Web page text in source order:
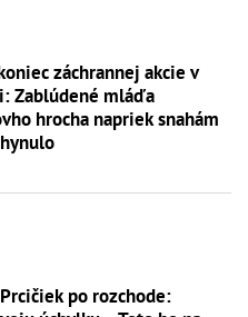
záchrannej akcie v
Zablúdené mláďa
hrocha napriek snahám
po rozchode: